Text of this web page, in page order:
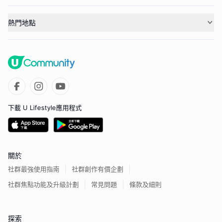
熱門地點
下載 U Lifestyle應用程式
關於
社群最強使用指南
社群創作有價企劃
社群焦點功能及升級計劃
常見問題 條款及細則
探索